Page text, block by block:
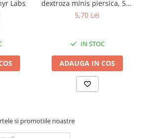
Labs
dextroza minis piersica, 50g
Zephyr Labs
5,70 Lei
IN STOC
ADAUGA IN COS
si promotiile noastre